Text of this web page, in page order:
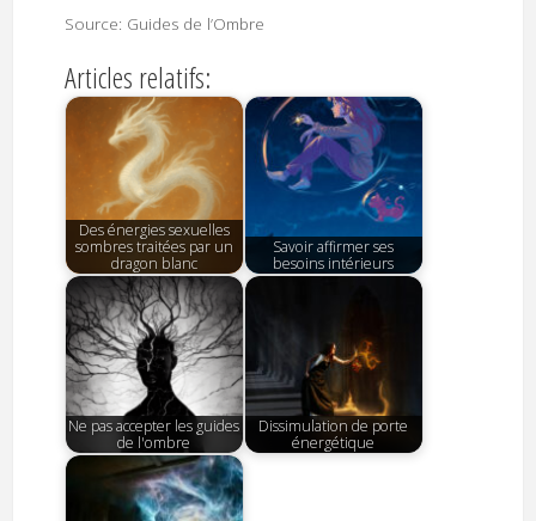
Source: Guides de l’Ombre
Articles relatifs:
Des énergies sexuelles
sombres traitées par un
dragon blanc
Savoir affirmer ses
besoins intérieurs
Ne pas accepter les guides
de l'ombre
Dissimulation de porte
énergétique